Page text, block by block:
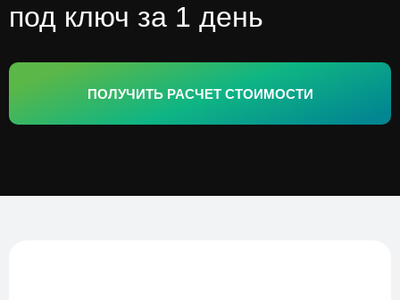
под ключ за 1 день
ПОЛУЧИТЬ РАСЧЕТ СТОИМОСТИ